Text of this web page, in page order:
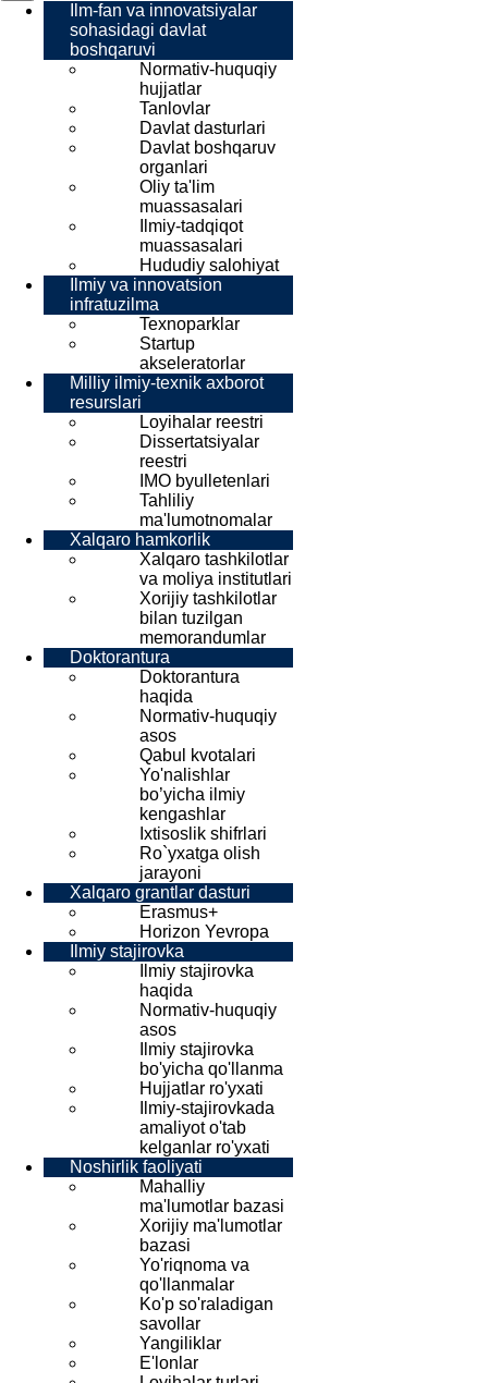
Ilm-fan va innovatsiyalar
sohasidagi davlat
boshqaruvi
Normativ-huquqiy
hujjatlar
Tanlovlar
Davlat dasturlari
Davlat boshqaruv
organlari
Oliy ta'lim
muassasalari
Ilmiy-tadqiqot
muassasalari
Hududiy salohiyat
Ilmiy va innovatsion
infratuzilma
Texnoparklar
Startup
akseleratorlar
Milliy ilmiy-texnik axborot
resurslari
Loyihalar reestri
Dissertatsiyalar
reestri
IMO byulletenlari
Tahliliy
ma'lumotnomalar
Xalqaro hamkorlik
Xalqaro tashkilotlar
va moliya institutlari
Xorijiy tashkilotlar
bilan tuzilgan
memorandumlar
Doktorantura
Doktorantura
haqida
Normativ-huquqiy
asos
Qabul kvotalari
Yo'nalishlar
bo’yicha ilmiy
kengashlar
Ixtisoslik shifrlari
Ro`yxatga olish
jarayoni
Xalqaro grantlar dasturi
Erasmus+
Horizon Yevropa
Ilmiy stajirovka
Ilmiy stajirovka
haqida
Normativ-huquqiy
asos
Ilmiy stajirovka
bo'yicha qo'llanma
Hujjatlar ro'yxati
Ilmiy-stajirovkada
amaliyot o'tab
kelganlar ro'yxati
Noshirlik faoliyati
Mahalliy
ma'lumotlar bazasi
Xorijiy ma'lumotlar
bazasi
Yo'riqnoma va
qo'llanmalar
Ko'p so'raladigan
savollar
Yangiliklar
E'lonlar